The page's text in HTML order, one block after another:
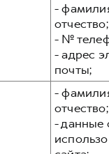
-
отчество;
- №
- адрес
почты;
-
отчество;
- данные